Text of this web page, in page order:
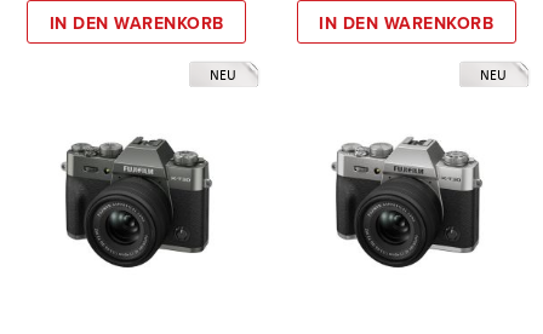
IN DEN WARENKORB IN DEN WARENKORB
NEU NEU